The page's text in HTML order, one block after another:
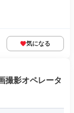
気になる
撮影オペレータ